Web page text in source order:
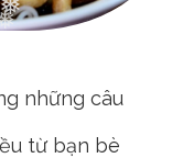
những câu
từ bạn bè